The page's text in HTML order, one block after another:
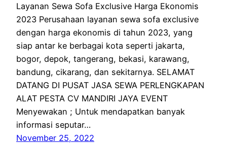
Layanan Sewa Sofa Exclusive Harga Ekonomis
2023 Perusahaan layanan sewa sofa exclusive
dengan harga ekonomis di tahun 2023, yang
siap antar ke berbagai kota seperti jakarta,
bogor, depok, tangerang, bekasi, karawang,
bandung, cikarang, dan sekitarnya. SELAMAT
DATANG DI PUSAT JASA SEWA PERLENGKAPAN
ALAT PESTA CV MANDIRI JAYA EVENT
Menyewakan ; Untuk mendapatkan banyak
informasi seputar…
November 25, 2022